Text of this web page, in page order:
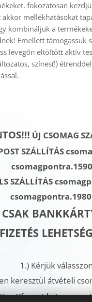
fokozatosan
akkor mellékhatásokat
kombináljuk a
Emellett támogassuk
levegőn eltöltött aktív
színes(!)
ÚJ CSOMAG
SZÁLLÍTÁS
SZÁLLÍTÁS
csomagpontra.
CSAK
FIZETÉS
1.)Kérjük válasszon
keresztül átvételi
ttps://foxpost.hu/